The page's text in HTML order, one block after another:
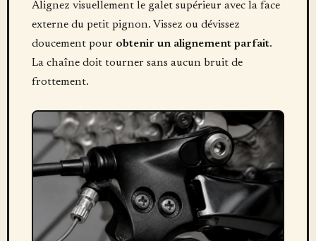
Alignez visuellement le galet supérieur avec la face
externe du petit pignon. Vissez ou dévissez
doucement pour obtenir un alignement parfait.
La chaîne doit tourner sans aucun bruit de
frottement.